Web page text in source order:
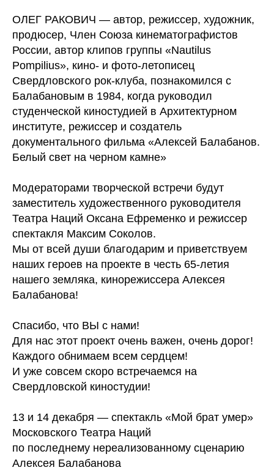
ОЛЕГ РАКОВИЧ — автор, режиссер, художник,
продюсер, Член Союза кинематографистов
России, автор клипов группы «Nautilus
Pompilius», кино- и фото-летописец
Свердловского рок-клуба, познакомился с
Балабановым в 1984, когда руководил
студенческой киностудией в Архитектурном
институте, режиссер и создатель
документального фильма «Алексей Балабанов.
Белый свет на черном камне»
Модераторами творческой встречи будут
заместитель художественного руководителя
Театра Наций Оксана Ефременко и режиссер
спектакля Максим Соколов.
Мы от всей души благодарим и приветствуем
наших героев на проекте в честь 65-летия
нашего земляка, кинорежиссера Алексея
Балабанова!
Спасибо, что ВЫ с нами!
Для нас этот проект очень важен, очень дорог!
Каждого обнимаем всем сердцем!
И уже совсем скоро встречаемся на
Свердловской киностудии!
13 и 14 декабря — спектакль «Мой брат умер»
Московского Театра Наций
по последнему нереализованному сценарию
Алексея Балабанова